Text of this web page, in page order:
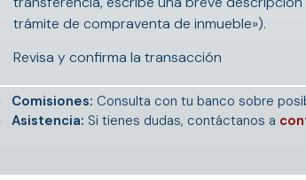
trámite de compraventa de inmueble»).
Revisa y confirma la transacción
Comisiones: Consulta con tu banco sobre
Asistencia: Si tienes dudas, contáctanos a